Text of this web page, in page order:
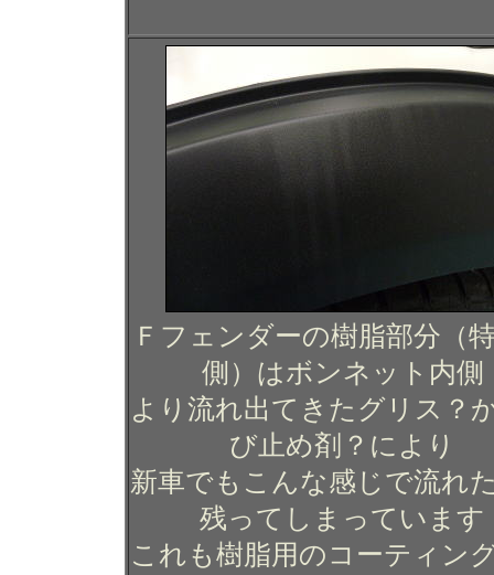
Ｆフェンダーの樹脂部分（
側）はボンネット内側
より流れ出てきたグリス？
び止め剤？により
新車でもこんな感じで流れ
残ってしまっています
これも樹脂用のコーティン